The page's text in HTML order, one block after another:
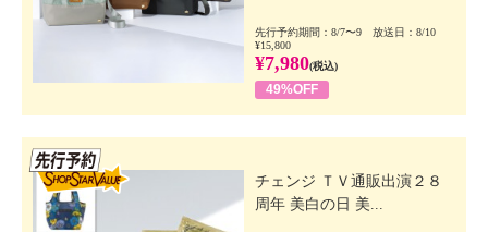
先行予約期間：8/7〜9 放送日：8/10
¥15,800
¥7,980(税込)
49%OFF
チェンジ ＴＶ通販出演２８
周年 美白の日 美...